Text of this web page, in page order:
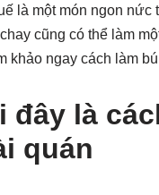
là một món ngon nức
cũng có thể làm
khảo ngay cách làm
đây là
quán